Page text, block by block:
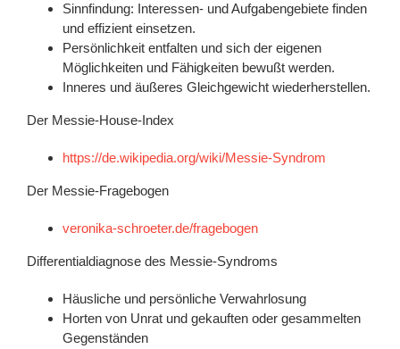
Sinnfindung: Interessen- und Aufgabengebiete finden
und effizient einsetzen.
Persönlichkeit entfalten und sich der eigenen
Möglichkeiten und Fähigkeiten bewußt werden.
Inneres und äußeres Gleichgewicht wiederherstellen.
Der Messie-House-Index
https://de.wikipedia.org/wiki/Messie-Syndrom
Der Messie-Fragebogen
veronika-schroeter.de/fragebogen
Differentialdiagnose des Messie-Syndroms
Häusliche und persönliche Verwahrlosung
Horten von Unrat und gekauften oder gesammelten
Gegenständen